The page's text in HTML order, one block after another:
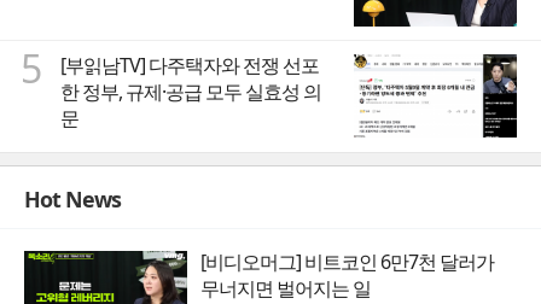
5
[부읽남TV] 다주택자와 전쟁 선포
한 정부, 규제·공급 모두 실효성 의
문
Hot News
[비디오머그] 비트코인 6만7천 달러가
무너지면 벌어지는 일